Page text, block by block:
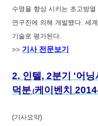
수명을 향상 시키는 초고방
연구진에 의해 개발됐다. 세
기술로 평가된다.
>> 기사 전문보기
2. 인텔, 2분기 '어
덕분 (케이벤치
(기사요약)